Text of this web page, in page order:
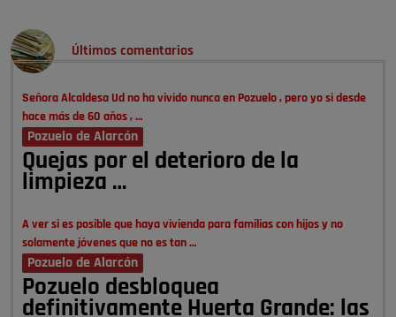
Últimos comentarios
Señora Alcaldesa Ud no ha vivido nunca en Pozuelo , pero yo si desde
hace más de 60 años , …
Pozuelo de Alarcón
Quejas por el deterioro de la
limpieza …
A ver si es posible que haya vivienda para familias con hijos y no
solamente jóvenes que no es tan …
Pozuelo de Alarcón
Pozuelo desbloquea
definitivamente Huerta Grande: las